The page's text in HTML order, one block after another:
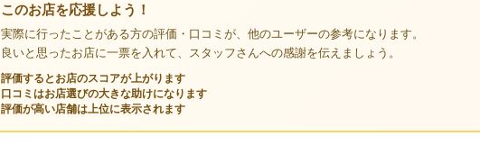
このお店を応援しよう！
実際に行ったことがある方の評価・口コミが、他のユーザーの参考になります。
良いと思ったお店に一票を入れて、スタッフさんへの感謝を伝えましょう。
評価するとお店のスコアが上がります
口コミはお店選びの大きな助けになります
評価が高い店舗は上位に表示されます